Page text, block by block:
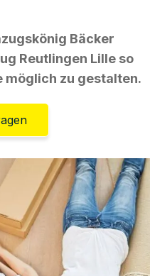
Bäcker
Reutlingen Lille so
zu gestalten.